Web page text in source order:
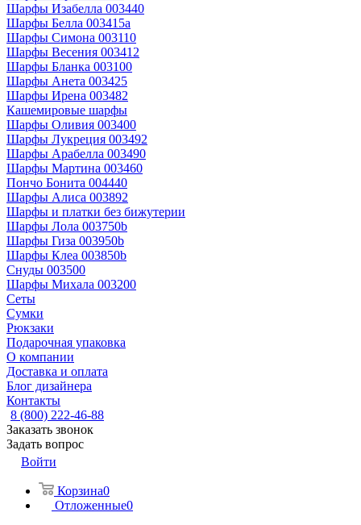
Шарфы Изабелла 003440
Шарфы Белла 003415a
Шарфы Симона 003110
Шарфы Весения 003412
Шарфы Бланка 003100
Шарфы Анета 003425
Шарфы Ирена 003482
Кашемировые шарфы
Шарфы Оливия 003400
Шарфы Лукреция 003492
Шарфы Арабелла 003490
Шарфы Мартина 003460
Пончо Бонита 004440
Шарфы Алиса 003892
Шарфы и платки без бижутерии
Шарфы Лола 003750b
Шарфы Гиза 003950b
Шарфы Клеа 003850b
Снуды 003500
Шарфы Михала 003200
Сеты
Сумки
Рюкзаки
Подарочная упаковка
О компании
Доставка и оплата
Блог дизайнера
Контакты
8 (800) 222-46-88
Заказать звонок
Задать вопрос
Войти
Корзина0
Отложенные0